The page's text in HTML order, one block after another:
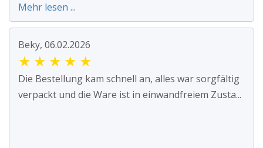
Mehr lesen ...
Beky, 06.02.2026
★ ★ ★ ★ ★
Die Bestellung kam schnell an, alles war sorgfältig
verpackt und die Ware ist in einwandfreiem Zusta...